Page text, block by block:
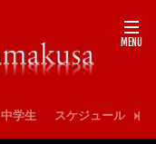
中学生 スケジュール